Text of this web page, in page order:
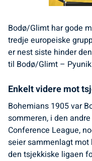
Bodø/Glimt har gode
tredje europeiske
er nest siste hinder
til Bodø/Glimt –
Enkelt videre mot
Bohemians 1905 var
sommeren, i den
Conference League,
seier sammenlagt
den tsjekkiske ligaen